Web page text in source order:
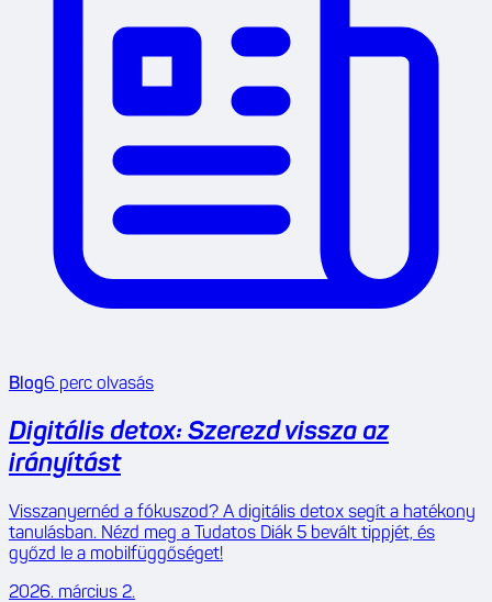
Blog6 perc olvasás
Digitális detox: Szerezd vissza az
irányítást
Visszanyernéd a fókuszod? A digitális detox segít a hatékony
tanulásban. Nézd meg a Tudatos Diák 5 bevált tippjét, és
győzd le a mobilfüggőséget!
2026. március 2.